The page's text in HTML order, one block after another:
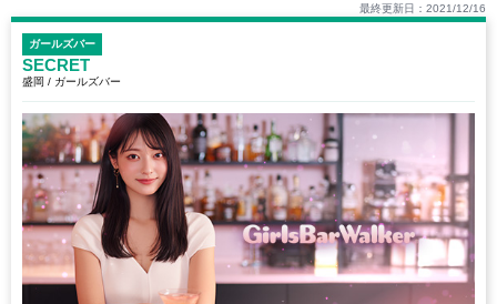
最終更新日：2021/12/16
ガールズバー
SECRET
盛岡 / ガールズバー